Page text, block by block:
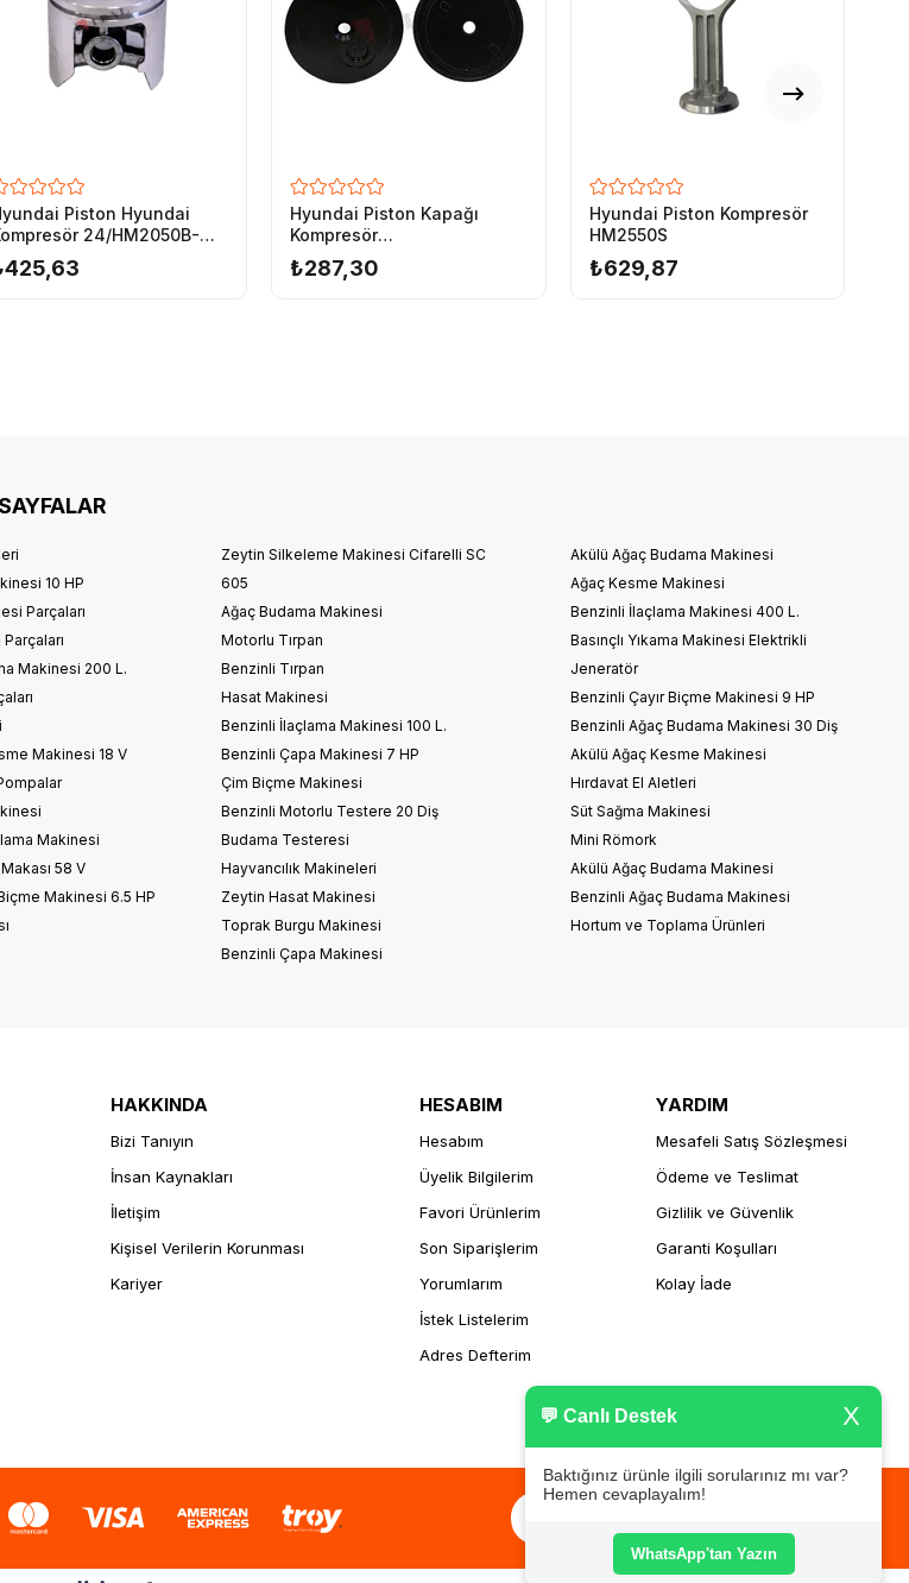
Piston Hyundai
24/HM2050B-
Hyundai Piston Kapağı
Kompresör
HM506S/HM1024S/HM2050S
₺287,30
Hyundai Piston Kompresör
HM2550S
₺629,87
10 HP
Parçaları
Makinesi 200 L.
Makinesi 18 V
Makinesi
58 V
Makinesi 6.5 HP
Zeytin Silkeleme Makinesi Cifarelli SC
605
Ağaç Budama Makinesi
Motorlu Tırpan
Benzinli Tırpan
Hasat Makinesi
Benzinli İlaçlama Makinesi 100 L.
Benzinli Çapa Makinesi 7 HP
Çim Biçme Makinesi
Benzinli Motorlu Testere 20 Diş
Budama Testeresi
Hayvancılık Makineleri
Zeytin Hasat Makinesi
Toprak Burgu Makinesi
Benzinli Çapa Makinesi
Akülü Ağaç Budama Makinesi
Ağaç Kesme Makinesi
Benzinli İlaçlama Makinesi 400 L.
Basınçlı Yıkama Makinesi Elektrikli
Jeneratör
Benzinli Çayır Biçme Makinesi 9 HP
Benzinli Ağaç Budama Makinesi 30 Diş
Akülü Ağaç Kesme Makinesi
Hırdavat El Aletleri
Süt Sağma Makinesi
Mini Römork
Akülü Ağaç Budama Makinesi
Benzinli Ağaç Budama Makinesi
Hortum ve Toplama Ürünleri
HAKKINDA
Bizi Tanıyın
İnsan Kaynakları
İletişim
Kişisel Verilerin Korunması
Kariyer
HESABIM
Hesabım
Üyelik Bilgilerim
Favori Ürünlerim
Son Siparişlerim
Yorumlarım
İstek Listelerim
Adres Defterim
YARDIM
Mesafeli Satış Sözleşmesi
Ödeme ve Teslimat
Gizlilik ve Güvenlik
Garanti Koşulları
Kolay İade
💬 Canlı Destek X
Baktığınız ürünle ilgili sorularınız mı var?
Hemen cevaplayalım!
WhatsApp'tan Yazın